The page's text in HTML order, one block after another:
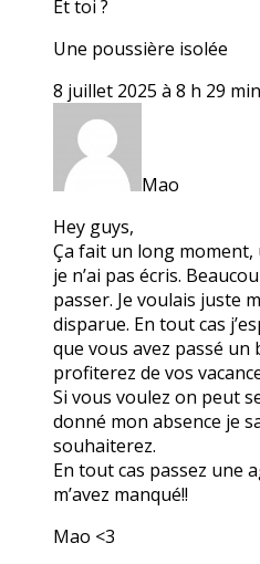
Et toi ?
Une poussière isolée
8 juillet 2025 à 8 h 29 min
Mao
Hey guys,
Ça fait un long
je n’ai pas écris.
passer. Je voulais juste
disparue. En tout cas
que vous avez passé un
profiterez de vos
Si vous voulez on peut
donné mon absence je
souhaiterez.
En tout cas passez une
m’avez manqué!!
Mao <3